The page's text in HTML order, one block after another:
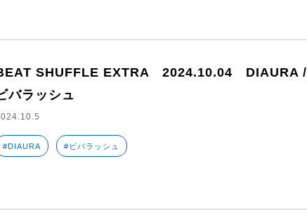
SHUFFLE EXTRA 2024.10.04 DIAURA /
バラッシュ
#DIAURA #ビバラッシュ